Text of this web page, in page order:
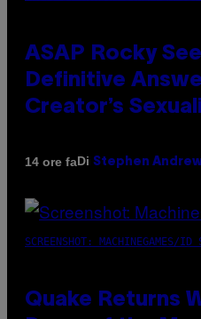
ASAP Rocky
Definitive
Creator’s
14 ore faDi Stephen
SCREENSHOT: MACHINEGAMES/ID
Quake Returns